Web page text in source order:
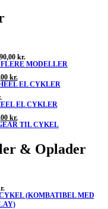
kr..
kr.Prisinterval:
3.999,00 kr.
5.290,00 kr.
MODELLER
kr.Den
aktuelle
er:
EL CYKLER
EL CYKLER
kr..
kr.Den
aktuelle
er:
480,00 kr..
TIL CYKEL
& Oplader
(KOMBATIBEL MED